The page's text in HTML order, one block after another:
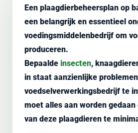
Een plaagdierbeheersplan op
een belangrijk en essentieel
voedingsmiddelenbedrijf om
produceren.
Bepaalde insecten,
in staat aanzienlijke
voedselverwerkingsbedrijf te
moet alles aan worden gedaan
van deze plaagdieren te